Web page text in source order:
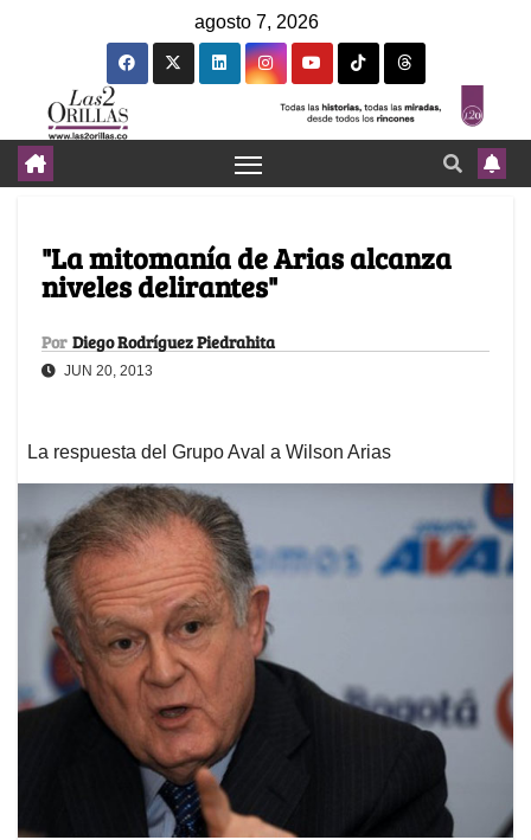
agosto 7, 2026
"La mitomanía de Arias alcanza
niveles delirantes"
Por Diego Rodríguez Piedrahita
JUN 20, 2013
La respuesta del Grupo Aval a Wilson Arias